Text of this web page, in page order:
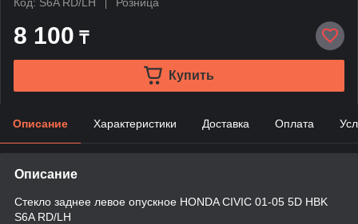
8 100 ₸
Купить
Описание Характеристики Доставка Оплата
Описание
Стекло заднее левое опускное HONDA CIVIC 01-05 5D HBK
S6A RD/LH